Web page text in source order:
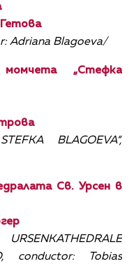
Adriana Blagoeva/
„Стефка
BLAGOEVA“,
Св. Урсен в
conductor: Tobias